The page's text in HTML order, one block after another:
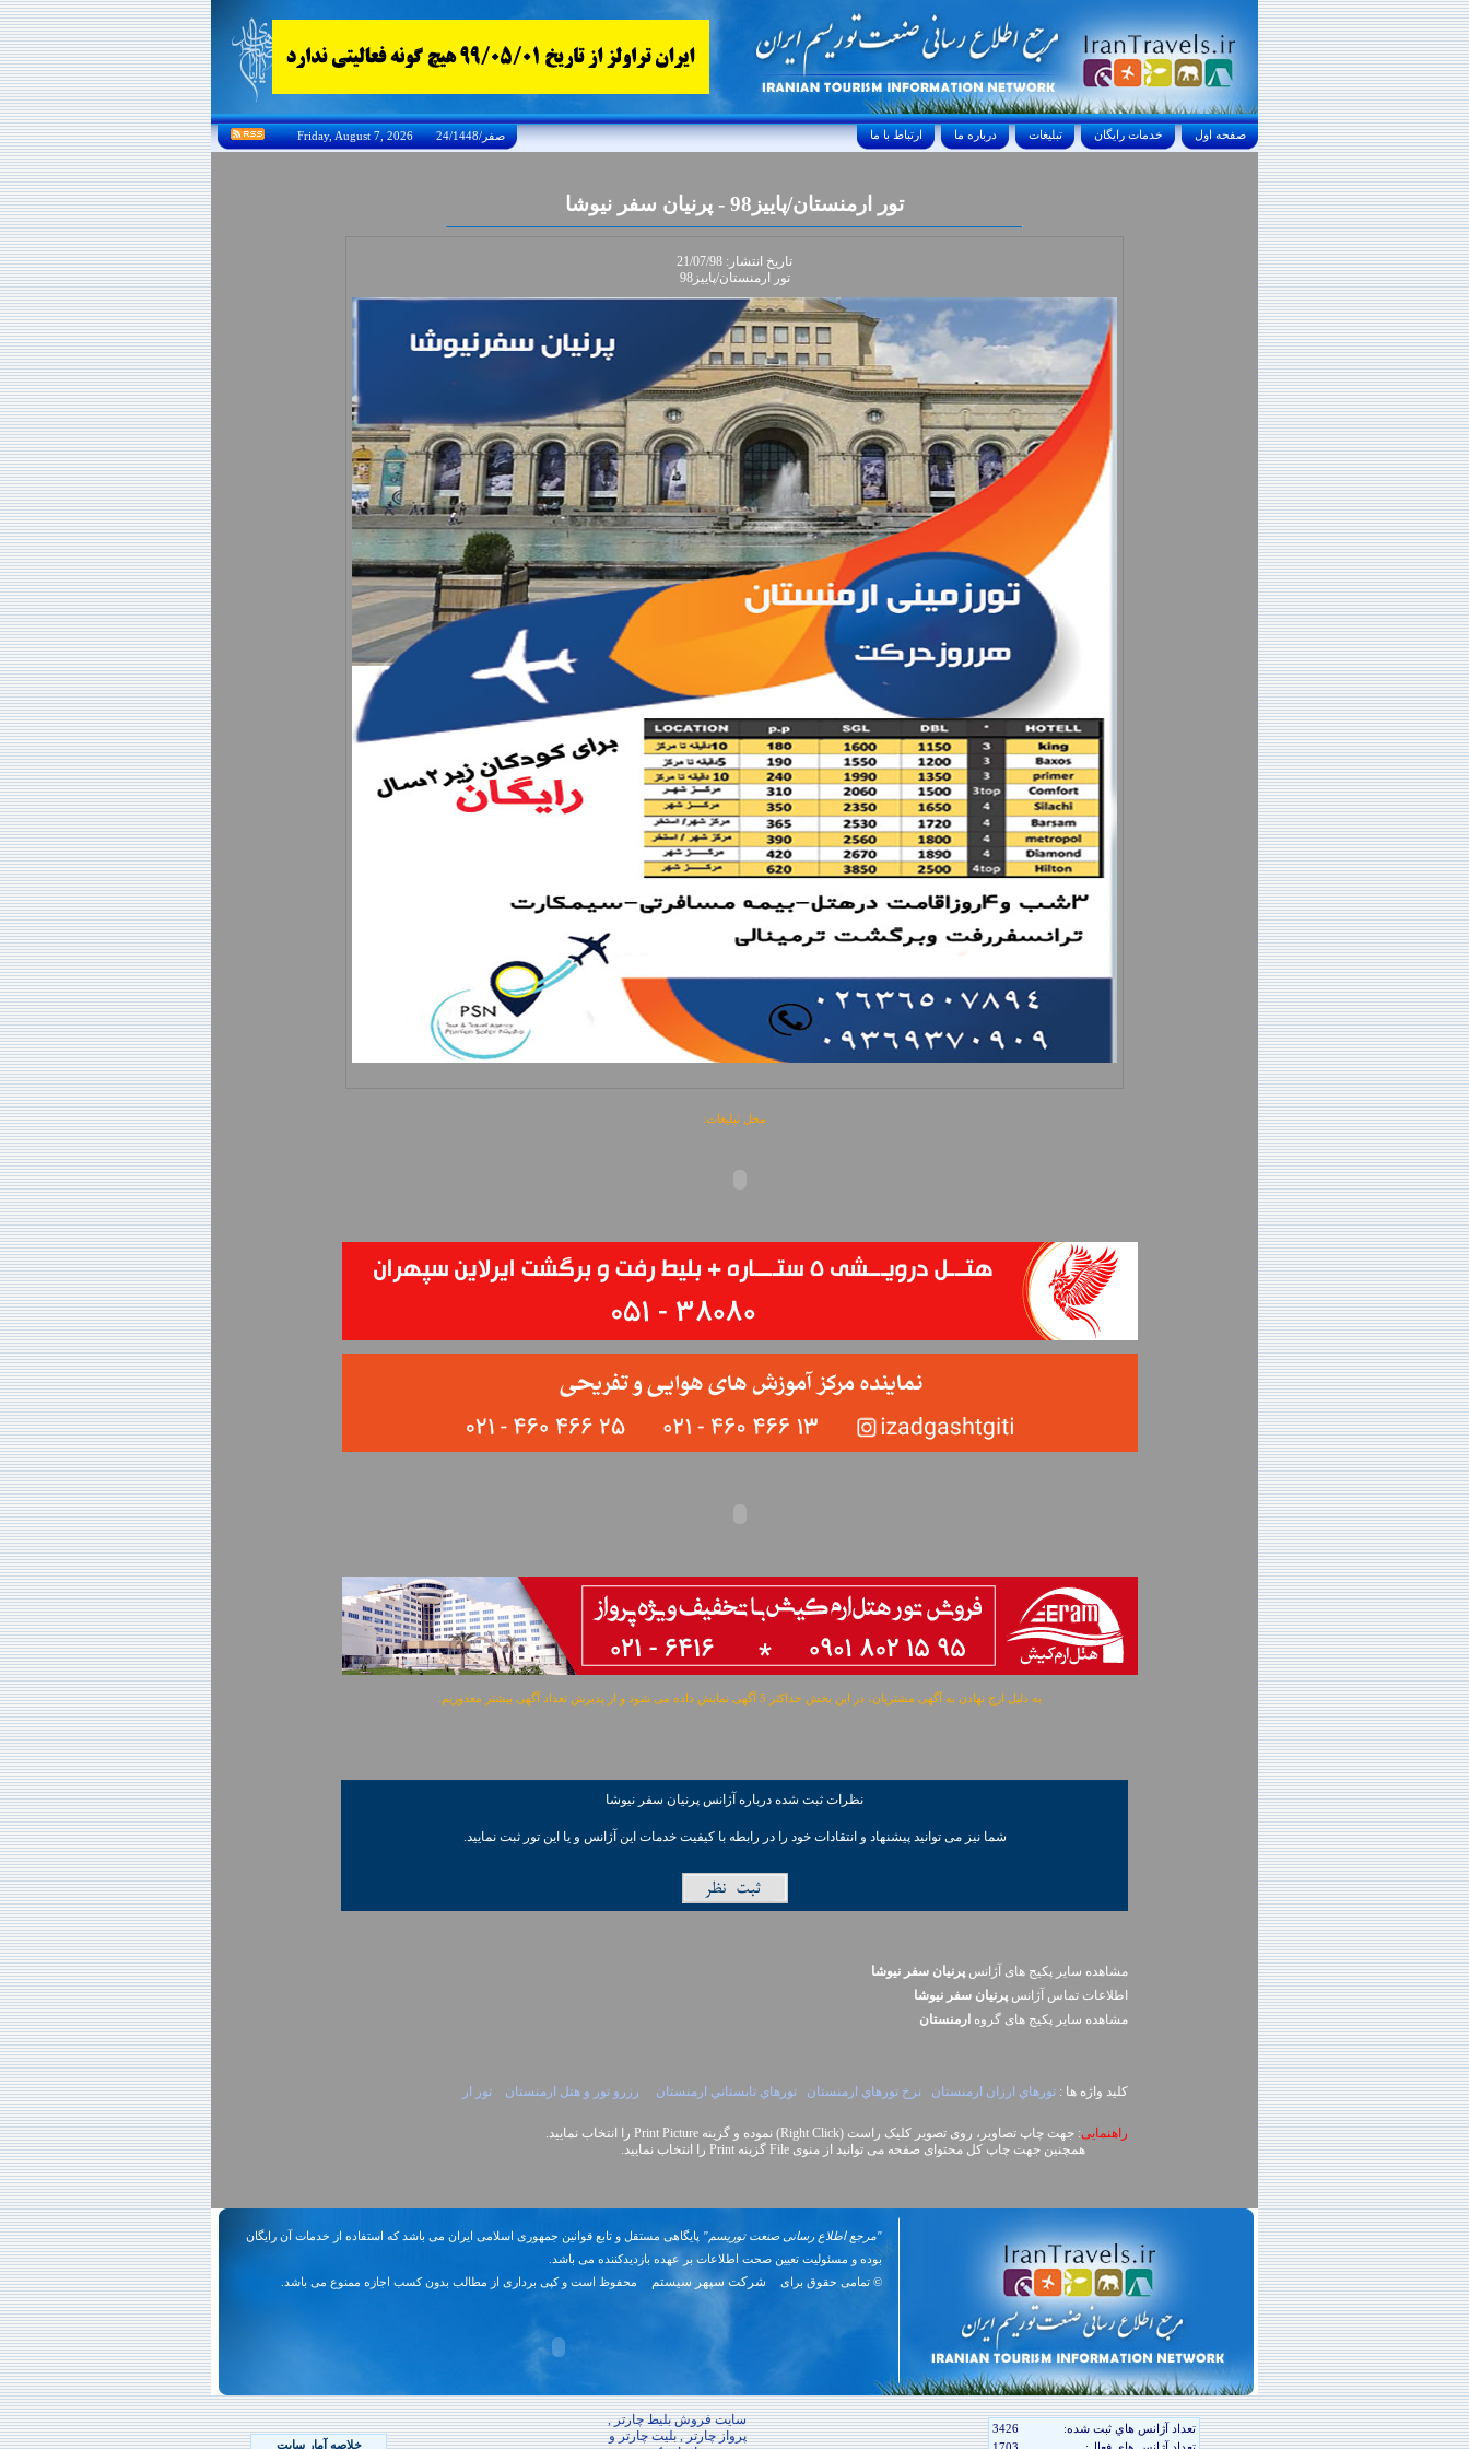
Friday, August 7, 2026 24/صفر/1448 ارتباط با ما درباره ما تبليغات خدمات رايگان صفحه اول
تور ارمنستان/پاييز98 - پرنيان سفر نيوشا
تاريخ انتشار: 21/07/98
تور ارمنستان/پاييز98
محل تبلیغات:
به دلیل ارج نهادن به آگهی مشتریان، در این بخش حداکثر 5 آگهی نمایش داده می شود و از پذیرش تعداد آگهی بیشتر معذوریم.
نظرات ثبت شده درباره آژانس پرنيان سفر نيوشا
شما نيز می توانيد پیشنهاد و انتقادات خود را در رابطه با کیفیت خدمات این آژانس و یا این تور ثبت نمایید.
مشاهده سایر پکیج های آژانس پرنيان سفر نيوشا
اطلاعات تماس آژانس پرنيان سفر نيوشا
مشاهده سایر پکيج های گروه ارمنستان
کلید واژه ها : تورهاي ارزان ارمنستان نرخ تورهاي ارمنستان تورهاي تابستاني ارمنستان رزرو تور و هتل ارمنستان تور ار
راهنمایی: جهت چاپ تصاویر، روی تصویر کلیک راست (Right Click) نموده و گزینه Print Picture را انتخاب نمایید.
همچنین جهت چاپ کل محتوای صفحه می توانید از منوی File گزینه Print را انتخاب نمایید.
"مرجع اطلاع رسانی صنعت توریسم" پایگاهی مستقل و تابع قوانین جمهوری اسلامی ایران می باشد که استفاده از خدمات آن رایگان
بوده و مسئوليت تعیین صحت اطلاعات بر عهده بازدیدکننده می باشد.
© تمامی حقوق برای
شرکت سپهر سیستم محفوظ است و کپی برداری از مطالب بدون کسب اجازه ممنوع می باشد.
سایت فروش بلیط چارتر ,
پرواز چارتر , بلیت چارتر و
3426
تعداد آژانس هاي ثبت شده: